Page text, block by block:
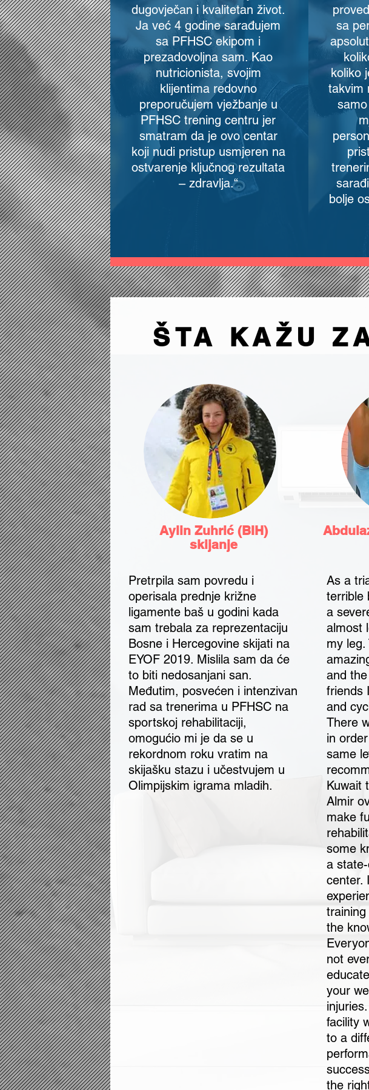
dugovječan i kvalitetan život.
Ja već 4 godine sarađujem
sa PFHSC ekipom i
prezadovoljna sam. Kao
nutricionista, svojim
klijentima redovno
preporučujem vježbanje u
PFHSC trening centru jer
smatram da je ovo centar
koji nudi pristup usmjeren na
ostvarenje ključnog rezultata
– zdravlja.“
sa
koliko
takvim
bolje
Aylin Zuhrić (BIH)
skijanje
Pretrpila sam povredu i
operisala prednje križne
ligamente baš u godini kada
sam trebala za reprezentaciju
Bosne i Hercegovine skijati na
EYOF 2019. Mislila sam da će
to biti nedosanjani san.
Međutim, posvećen i intenzivan
rad sa trenerima u PFHSC na
sportskoj rehabilitaciji,
omogućio mi je da se u
rekordnom roku vratim na
skijašku stazu i učestvujem u
Olimpijskim igrama mladih.
As a
terrible
a
almost
my
and
friends
and
There
in
same
Kuwait
Almir
make
some
a
center.
the
not
your
facility
to a
the
ŠTA KAŽU